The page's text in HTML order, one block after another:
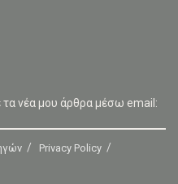
τα νέα μου άρθρα μέσω email:
Privacy Policy